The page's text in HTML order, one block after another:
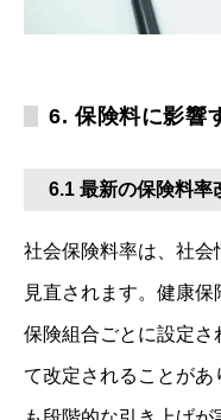
6. 保険料に影響
6.1 最新の保険料率
社会保険料率は、社会
見直されます。健康
保険組合ごとに設定さ
て改定されることが